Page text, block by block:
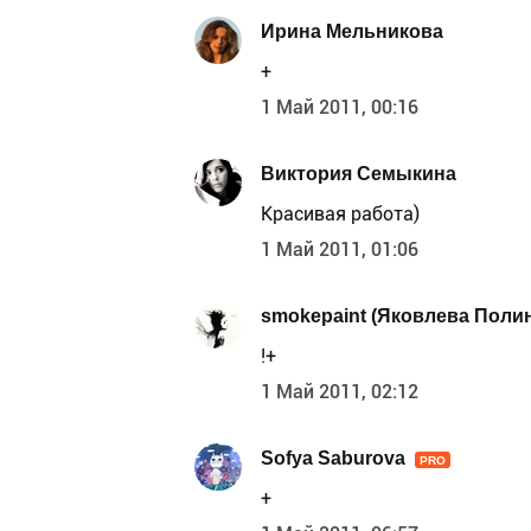
Ирина Мельникова
+
1 Май 2011, 00:16
Виктория Семыкина
Красивая работа)
1 Май 2011, 01:06
smokepaint (Яковлева
!+
1 Май 2011, 02:12
Sofya Saburova PRO
+